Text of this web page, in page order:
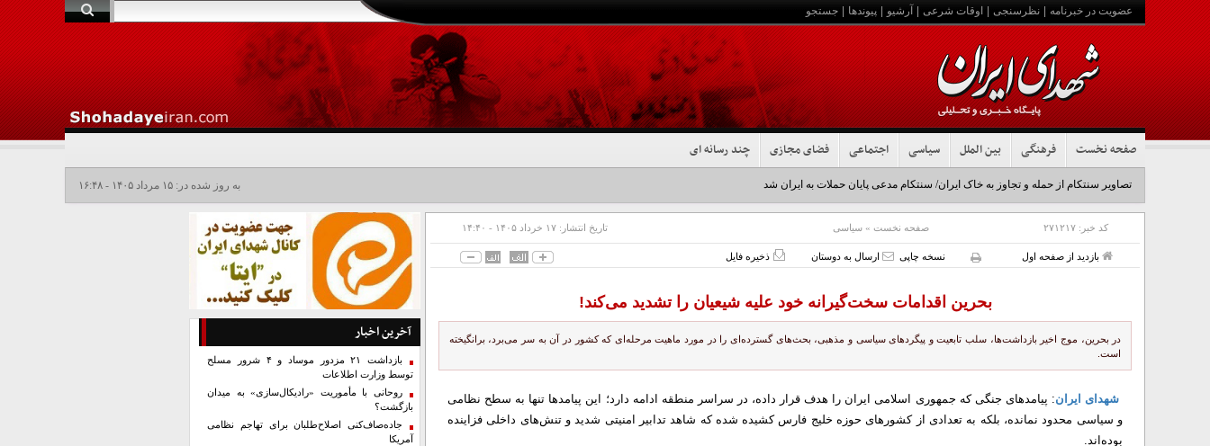
عضویت در خبرنامه نظرسنجی اوقات شرعی آرشیو پیوندها جستجو
صفحه نخست فرهنگی بین الملل سیاسی اجتماعی فضای مجازی چند رسانه ای
تصاویر سنتکام از حمله و تجاوز به خاک ایران/ سنتکام مدعی پایان حملات به ایران شد+فیلم به روز شده در: ۱۵ مرداد ۱۴۰۵ - ۱۶:۴۸
کد خبر: ۲۷۱۲۱۷ صفحه نخست »سیاسی تاریخ انتشار: ۱۷ خرداد ۱۴۰۵ - ۱۴:۴۰
بازدید از صفحه اول نسخه چاپی ارسال به دوستان ذخیره فایل
بحرین اقدامات سخت‌گیرانه خود علیه شیعیان را تشدید می‌کند!
در بحرین، موج اخیر بازداشت‌ها، سلب تابعیت و پیگردهای سیاسی و مذهبی، بحث‌های گسترده‌ای را در مورد ماهیت مرحله‌ای که کشور در آن به سر می‌برد، برانگیخته
است.
شهدای ایران: پیامدهای جنگی که جمهوری اسلامی ایران را هدف قرار داده، در سراسر منطقه ادامه دارد؛ این پیامدها تنها به سطح نظامی
و سیاسی محدود نمانده، بلکه به تعدادی از کشورهای حوزه خلیج فارس کشیده شده که شاهد تدابیر امنیتی شدید و تنش‌های داخلی فزاینده
بوده‌اند.
آخرین اخبار
بازداشت ۲۱ مزدور موساد و ۴ شرور مسلح
توسط وزارت اطلاعات
روحانی با مأموریت «رادیکال‌سازی» به میدان
بازگشت؟
جاده‌صاف‌کنی اصلاح‌طلبان برای تهاجم نظامی
آمریکا